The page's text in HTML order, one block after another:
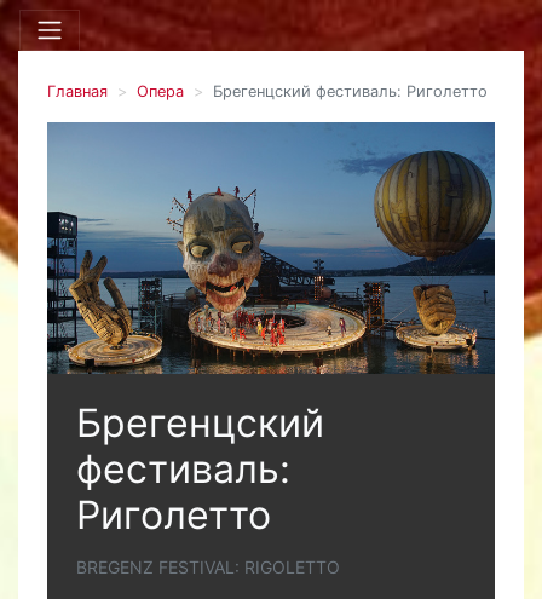
Главная Опера Брегенцский фестиваль: Риголетто
Брегенцский
фестиваль:
Риголетто
BREGENZ FESTIVAL: RIGOLETTO